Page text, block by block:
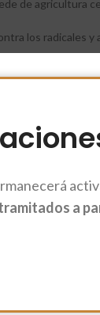
a
de agricultura
los radicales